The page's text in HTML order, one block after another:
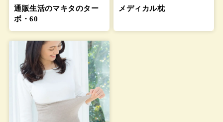
通販生活のマキタのター
ボ・60
メディカル枕